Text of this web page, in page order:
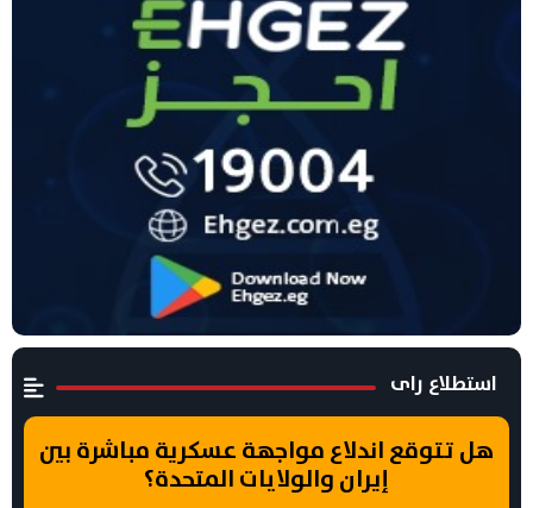
استطلاع راى
هل تتوقع اندلاع مواجهة عسكرية مباشرة بين
إيران والولايات المتحدة؟